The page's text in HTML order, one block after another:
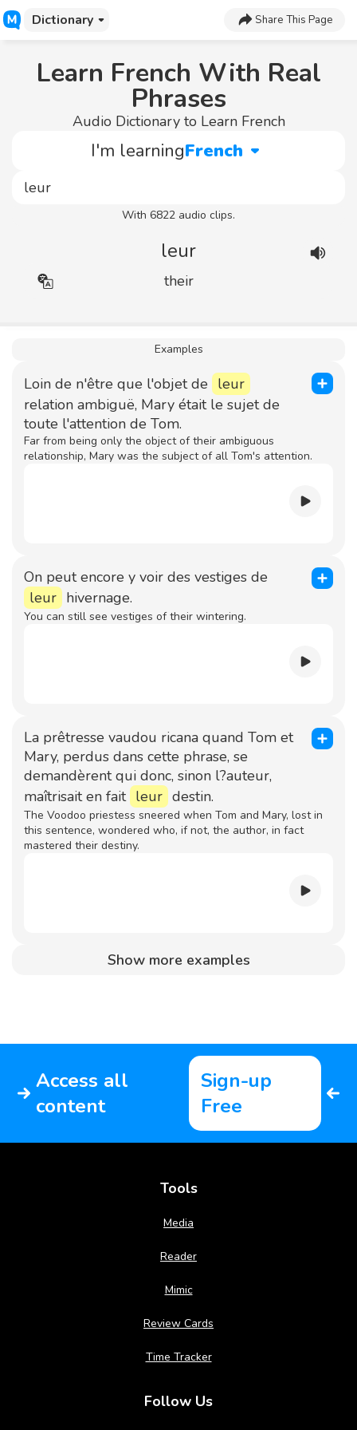
Dictionary Share This Page
Learn French With Real
Phrases
Audio Dictionary to Learn French
I'm learningFrench
With 6822 audio clips.
leur
their
Examples
Loin de n'être que l'objet de leur
relation ambiguë, Mary était le sujet de
toute l'attention de Tom.
Far from being only the object of their ambiguous
relationship, Mary was the subject of all Tom's attention.
On peut encore y voir des vestiges de
leur hivernage.
You can still see vestiges of their wintering.
La prêtresse vaudou ricana quand Tom et
Mary, perdus dans cette phrase, se
demandèrent qui donc, sinon l?auteur,
maîtrisait en fait leur destin.
The Voodoo priestess sneered when Tom and Mary, lost in
this sentence, wondered who, if not, the author, in fact
mastered their destiny.
Show more examples
Access all
content
Sign-up
Free
Tools
Media
Reader
Mimic
Review Cards
Time Tracker
Follow Us